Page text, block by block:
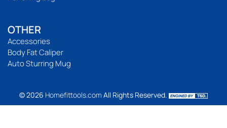
OTHER
Accessories
Body Fat Caliper
Auto Sturring Mug
© 2026 Homefittools.com All Rights Reserved.